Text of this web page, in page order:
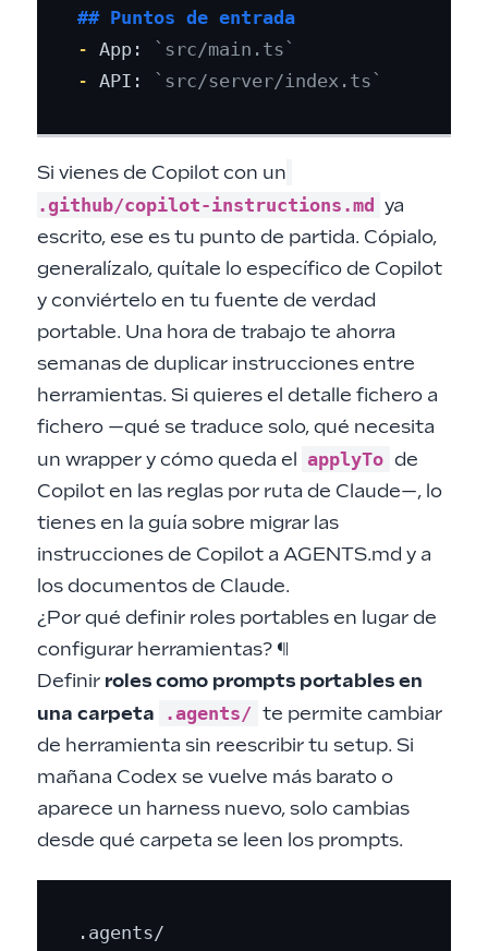
## Puntos de entrada
- App:
`src/main.ts`
- API: `src/server/index.ts`
Si vienes de Copilot con un
.github/copilot-instructions.md ya
escrito, ese es tu punto de partida. Cópialo,
generalízalo, quítale lo específico de Copilot
y conviértelo en tu fuente de verdad
portable. Una hora de trabajo te ahorra
semanas de duplicar instrucciones entre
herramientas. Si quieres el detalle fichero a
fichero —qué se traduce solo, qué necesita
un wrapper y cómo queda el applyTo de
Copilot en las reglas por ruta de Claude—, lo
tienes en la guía sobre migrar las
instrucciones de Copilot a AGENTS.md y a
los documentos de Claude.
¿Por qué definir roles portables en lugar de
configurar herramientas? ¶
Definir roles como prompts portables en
una carpeta
.agents/ te permite cambiar
de herramienta sin reescribir tu setup. Si
mañana Codex se vuelve más barato o
aparece un harness nuevo, solo cambias
desde qué carpeta se leen los prompts.
.agents/